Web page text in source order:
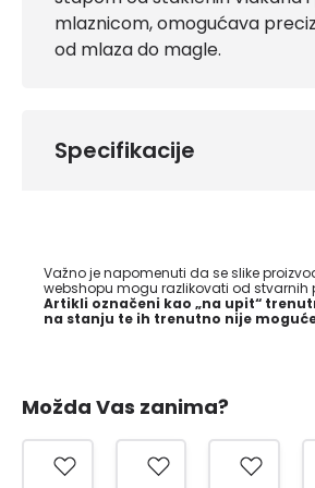
mlaznicom, omogućava
od mlaza do magle.
Specifikacije
Važno je napomenuti da se slike
webshopu mogu razlikovati od stvarnih
Artikli označeni kao „na upit“
na stanju te ih trenutno nije
Možda Vas zanima?